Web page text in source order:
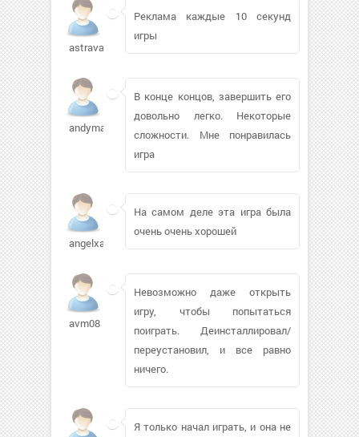
astrava1980
Реклама каждые 10 секунд
игры
andymaikel600
В конце концов, завершить его
довольно легко. Некоторые
сложности. Мне понравилась
игра
angelxach240
На самом деле эта игра была
очень очень хорошей
avm08
Невозможно даже открыть
игру, чтобы попытаться
поиграть. Деинсталлировал/
переустановил, и все равно
ничего.
Я только начал играть, и она не